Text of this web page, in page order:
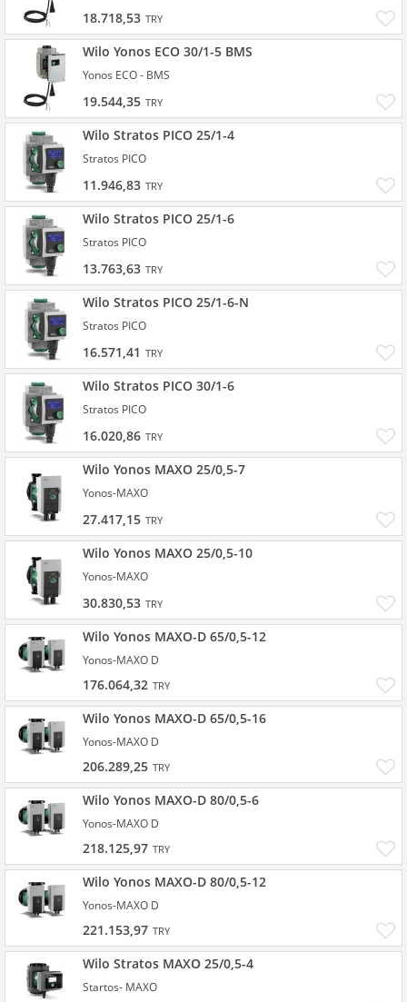
18.718,53 TRY
Wilo Yonos ECO 30/1-5 BMS
Yonos ECO - BMS
19.544,35 TRY
Wilo Stratos PICO 25/1-4
Stratos PICO
11.946,83 TRY
Wilo Stratos PICO 25/1-6
Stratos PICO
13.763,63 TRY
Wilo Stratos PICO 25/1-6-N
Stratos PICO
16.571,41 TRY
Wilo Stratos PICO 30/1-6
Stratos PICO
16.020,86 TRY
Wilo Yonos MAXO 25/0,5-7
Yonos-MAXO
27.417,15 TRY
Wilo Yonos MAXO 25/0,5-10
Yonos-MAXO
30.830,53 TRY
Wilo Yonos MAXO-D 65/0,5-12
Yonos-MAXO D
176.064,32 TRY
Wilo Yonos MAXO-D 65/0,5-16
Yonos-MAXO D
206.289,25 TRY
Wilo Yonos MAXO-D 80/0,5-6
Yonos-MAXO D
218.125,97 TRY
Wilo Yonos MAXO-D 80/0,5-12
Yonos-MAXO D
221.153,97 TRY
Wilo Stratos MAXO 25/0,5-4
Startos- MAXO